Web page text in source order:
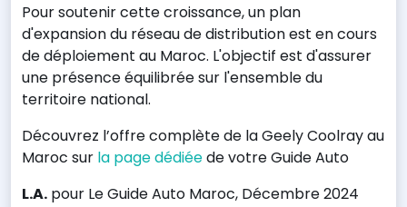
Pour soutenir cette croissance, un plan
d'expansion du réseau de distribution est en cours
de déploiement au Maroc. L'objectif est d'assurer
une présence équilibrée sur l'ensemble du
territoire national.
Découvrez l’offre complète de la Geely Coolray au
Maroc sur la page dédiéede votre Guide Auto
L.A. pour Le Guide Auto Maroc, Décembre 2024